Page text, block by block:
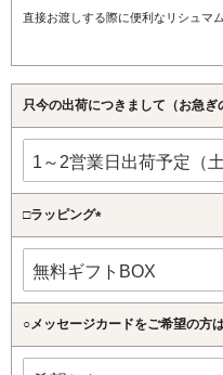
直接お渡しする際に便利なリシュマ
只今の出荷につきまして（お急ぎ
□ラッピング
(必
○メッセージカードをご希望の方